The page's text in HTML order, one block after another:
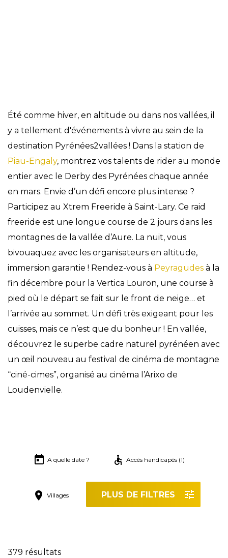
Été comme hiver, en altitude ou dans nos vallées, il
y a tellement d'événements à vivre au sein de la
destination Pyrénées2vallées ! Dans la station de
Piau-Engaly, montrez vos talents de rider au monde
entier avec le Derby des Pyrénées chaque année
en mars. Envie d’un défi encore plus intense ?
Participez au Xtrem Freeride à Saint-Lary. Ce raid
freeride est une longue course de 2 jours dans les
montagnes de la vallée d’Aure. La nuit, vous
bivouaquez avec les organisateurs en altitude,
immersion garantie ! Rendez-vous à Peyragudes à la
fin décembre pour la Vertica Louron, une course à
pied où le départ se fait sur le front de neige… et
l’arrivée au sommet. Un défi très exigeant pour les
cuisses, mais ce n’est que du bonheur ! En vallée,
découvrez le superbe cadre naturel pyrénéen avec
un œil nouveau au festival de cinéma de montagne
“ciné-cimes”, organisé au cinéma l’Arixo de
Loudenvielle.
A quelle date ? Accés handicapés (1)
Villages PLUS DE FILTRES
379 résultats